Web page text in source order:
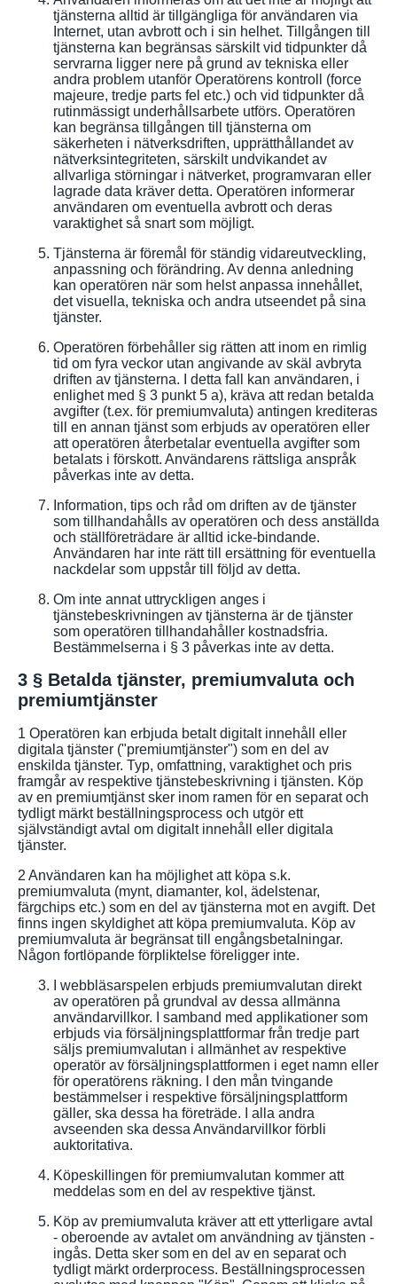
tjänsterna alltid är tillgängliga för användaren via
Internet, utan avbrott och i sin helhet. Tillgången till
tjänsterna kan begränsas särskilt vid tidpunkter då
servrarna ligger nere på grund av tekniska eller
andra problem utanför Operatörens kontroll (force
majeure, tredje parts fel etc.) och vid tidpunkter då
rutinmässigt underhållsarbete utförs. Operatören
kan begränsa tillgången till tjänsterna om
säkerheten i nätverksdriften, upprätthållandet av
nätverksintegriteten, särskilt undvikandet av
allvarliga störningar i nätverket, programvaran eller
lagrade data kräver detta. Operatören informerar
användaren om eventuella avbrott och deras
varaktighet så snart som möjligt.
Tjänsterna är föremål för ständig vidareutveckling,
anpassning och förändring. Av denna anledning
kan operatören när som helst anpassa innehållet,
det visuella, tekniska och andra utseendet på sina
tjänster.
Operatören förbehåller sig rätten att inom en rimlig
tid om fyra veckor utan angivande av skäl avbryta
driften av tjänsterna. I detta fall kan användaren, i
enlighet med § 3 punkt 5 a), kräva att redan betalda
avgifter (t.ex. för premiumvaluta) antingen krediteras
till en annan tjänst som erbjuds av operatören eller
att operatören återbetalar eventuella avgifter som
betalats i förskott. Användarens rättsliga anspråk
påverkas inte av detta.
Information, tips och råd om driften av de tjänster
som tillhandahålls av operatören och dess anställda
och ställföreträdare är alltid icke-bindande.
Användaren har inte rätt till ersättning för eventuella
nackdelar som uppstår till följd av detta.
Om inte annat uttryckligen anges i
tjänstebeskrivningen av tjänsterna är de tjänster
som operatören tillhandahåller kostnadsfria.
Bestämmelserna i § 3 påverkas inte av detta.
3 § Betalda tjänster, premiumvaluta och
premiumtjänster
1 Operatören kan erbjuda betalt digitalt innehåll eller
digitala tjänster ("premiumtjänster") som en del av
enskilda tjänster. Typ, omfattning, varaktighet och pris
framgår av respektive tjänstebeskrivning i tjänsten. Köp
av en premiumtjänst sker inom ramen för en separat och
tydligt märkt beställningsprocess och utgör ett
självständigt avtal om digitalt innehåll eller digitala
tjänster.
2 Användaren kan ha möjlighet att köpa s.k.
premiumvaluta (mynt, diamanter, kol, ädelstenar,
färgchips etc.) som en del av tjänsterna mot en avgift. Det
finns ingen skyldighet att köpa premiumvaluta. Köp av
premiumvaluta är begränsat till engångsbetalningar.
Någon fortlöpande förpliktelse föreligger inte.
I webbläsarspelen erbjuds premiumvalutan direkt
av operatören på grundval av dessa allmänna
användarvillkor. I samband med applikationer som
erbjuds via försäljningsplattformar från tredje part
säljs premiumvalutan i allmänhet av respektive
operatör av försäljningsplattformen i eget namn eller
för operatörens räkning. I den mån tvingande
bestämmelser i respektive försäljningsplattform
gäller, ska dessa ha företräde. I alla andra
avseenden ska dessa Användarvillkor förbli
auktoritativa.
Köpeskillingen för premiumvalutan kommer att
meddelas som en del av respektive tjänst.
Köp av premiumvaluta kräver att ett ytterligare avtal
- oberoende av avtalet om användning av tjänsten -
ingås. Detta sker som en del av en separat och
tydligt märkt orderprocess. Beställningsprocessen